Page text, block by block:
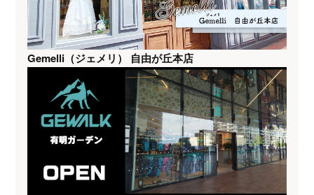
Gemelli（ジェメリ） 自由が丘本店